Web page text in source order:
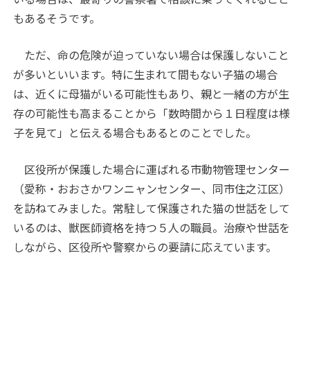
もあるそうです。
ただ、命の危険が迫っていない場合は保護しないこと
が多いといいます。特に生まれて間もない子猫の場合
は、近くに母猫がいる可能性もあり、親と一緒の方が生
存の可能性も高まることから「数時間から１日程度は様
子を見て」と伝える場合もあるとのことでした。
区役所が保護した場合に運ばれる市動物管理センター
（愛称・おおさかワンニャンセンター、同市住之江区）
を訪ねてみました。常駐して保護された猫の世話をして
いるのは、獣医師資格を持つ５人の職員。治療や世話を
しながら、区役所や警察からの要請に応えています。